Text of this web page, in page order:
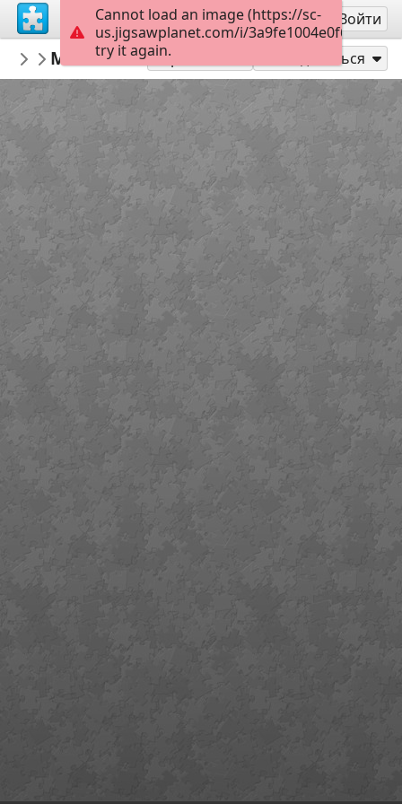
Регистрация Войти
TechDiva
...
Meditation 45
Играть как Поделиться
Cannot load an image (https://sc-
us.jigsawplanet.com/i/
try it again.